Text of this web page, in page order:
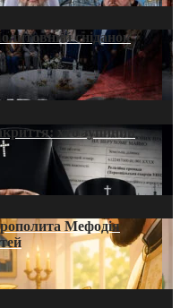
сніданок
хто зупинив
Мефодія